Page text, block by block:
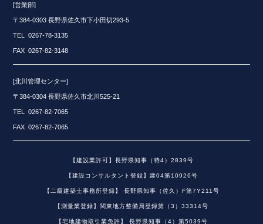
[営業部]
〒384-0303 長野県佐久市下小田切293-5
TEL 0267-78-3135
FAX 0267-82-3148
[北川管理センター]
〒384-0304 長野県佐久市北川525-21
TEL 0267-82-7065
FAX 0267-82-7065
【建設業許可】長野県知事（特4）2839号
【建設コンサルタント登録】建04第10926号
【二級建築士事務所登録】 長野県知事（佐久）F第7Y211号
【測量業登録】関東地方整備局登録第（3）33314号
【宅地建物取引業免許】 長野県知事（4）第5039号